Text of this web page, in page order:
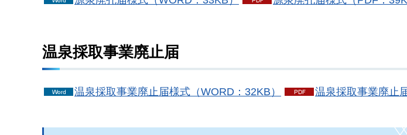
温泉採取事業廃止届
温泉採取事業廃止届様式（WORD：32KB） 温泉採取事業廃止